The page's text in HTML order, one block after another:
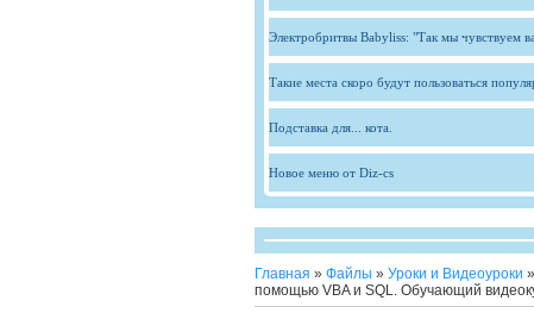
Электробритвы Babyliss: "Так мы чувствуем
Такие места скоро будут пользоваться
Подставка для... кота.
Новое меню от Diz-cs
Главная » Файлы » Уроки и Видеоуроки
помощью VBA и SQL. Обучающий